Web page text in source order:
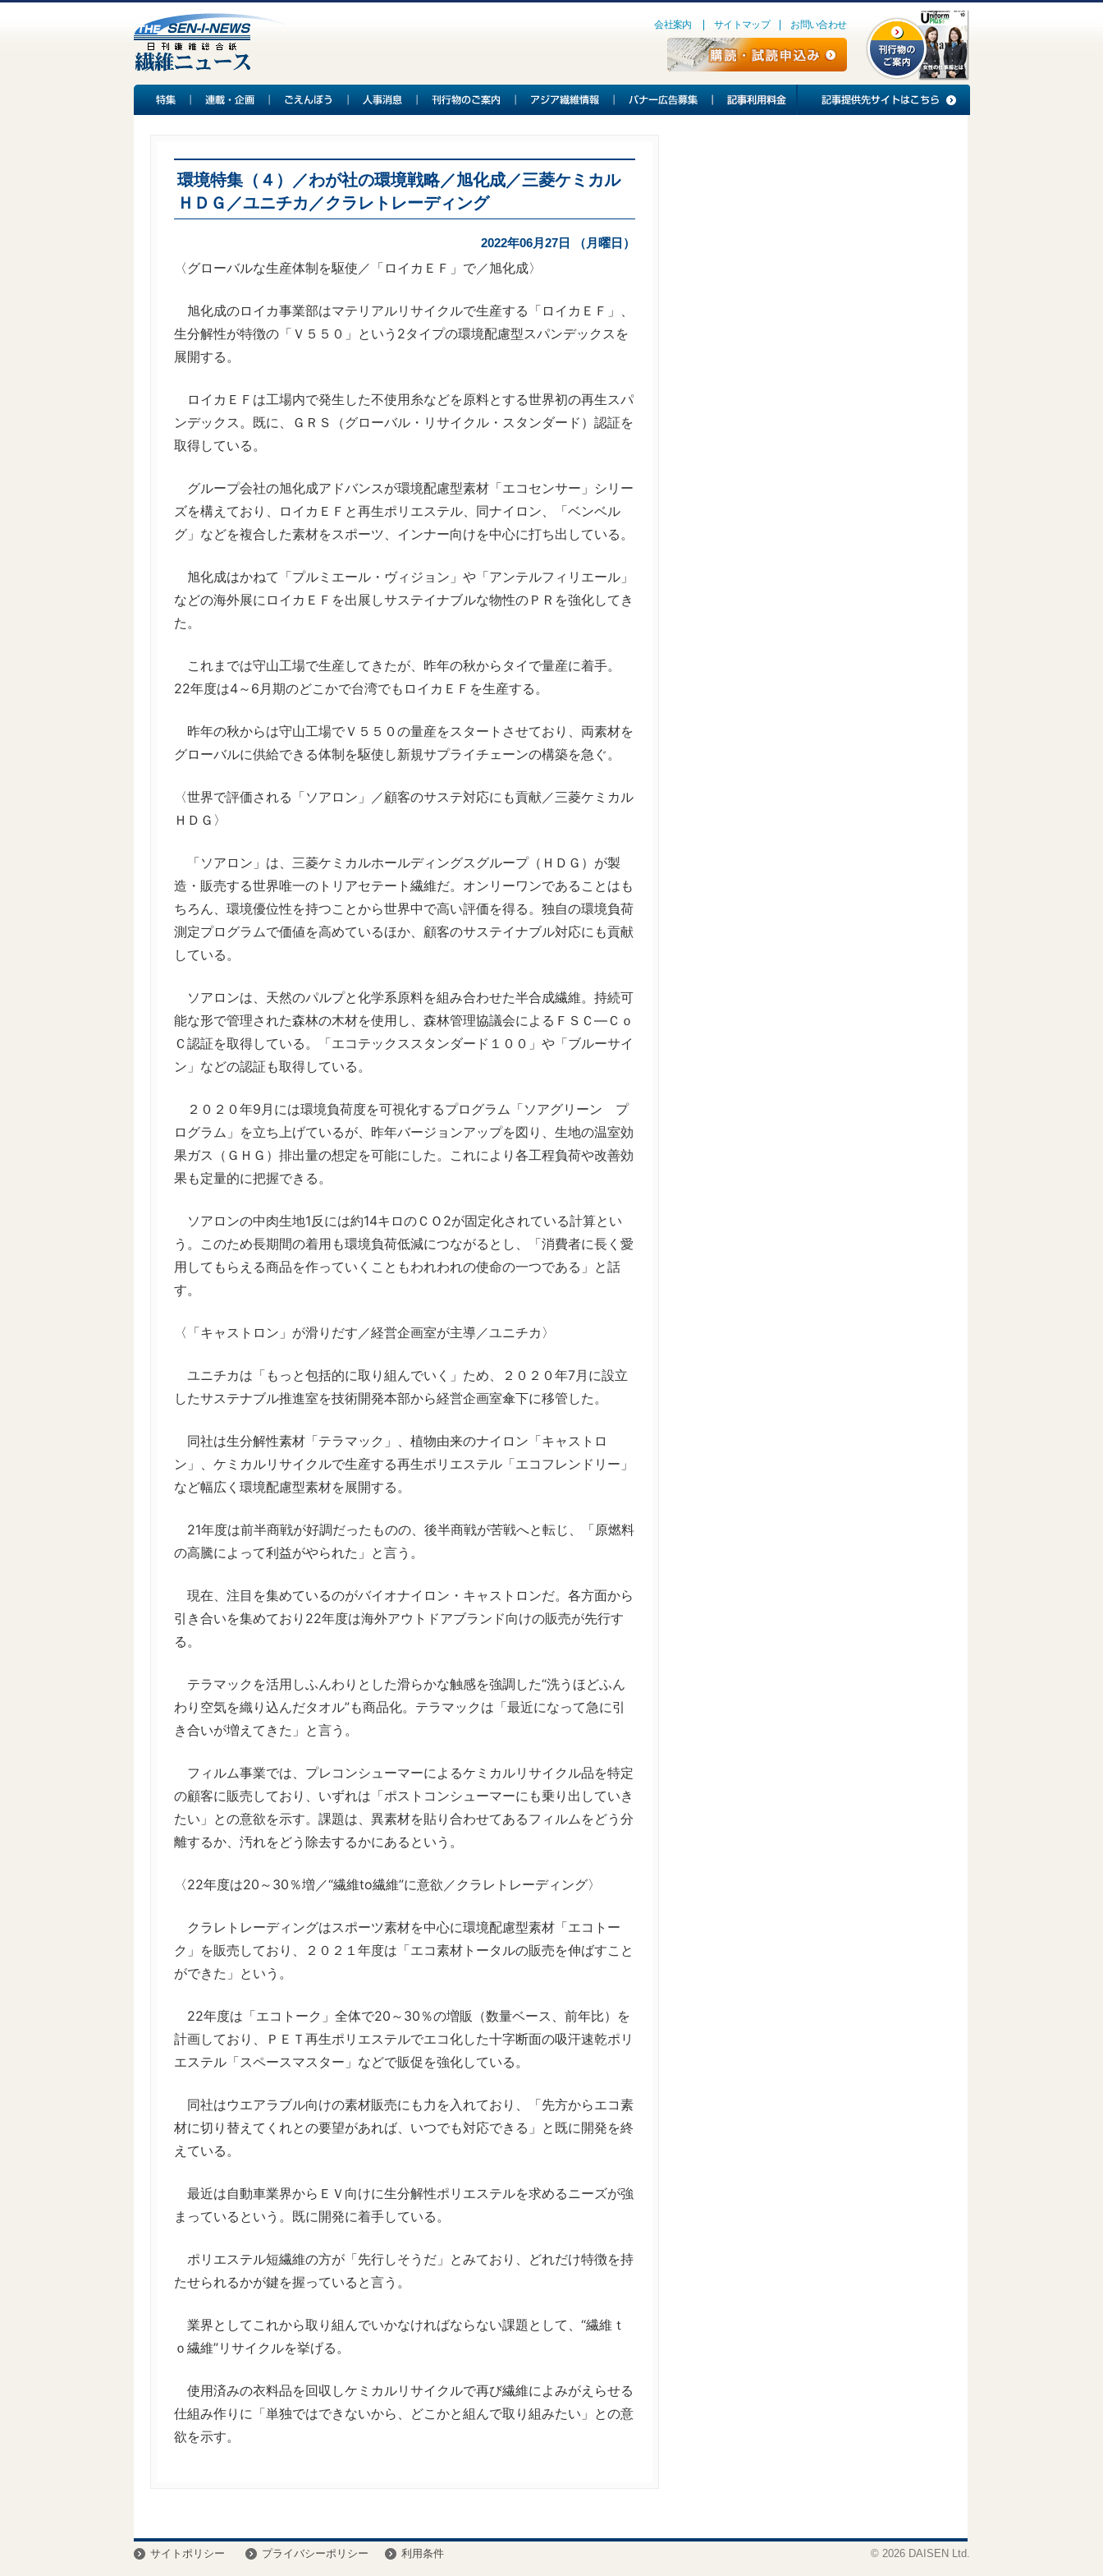
会社案内 サイトマップ お問い合わせ
環境特集（４）／わが社の環境戦略／旭化成／三菱ケミカル
ＨＤＧ／ユニチカ／クラレトレーディング
2022年06月27日 （月曜日）
〈グローバルな生産体制を駆使／「ロイカＥＦ」で／旭化成〉
旭化成のロイカ事業部はマテリアルリサイクルで生産する「ロイカＥＦ」、
生分解性が特徴の「Ｖ５５０」という2タイプの環境配慮型スパンデックスを
展開する。
ロイカＥＦは工場内で発生した不使用糸などを原料とする世界初の再生スパ
ンデックス。既に、ＧＲＳ（グローバル・リサイクル・スタンダード）認証を
取得している。
グループ会社の旭化成アドバンスが環境配慮型素材「エコセンサー」シリー
ズを構えており、ロイカＥＦと再生ポリエステル、同ナイロン、「ベンベル
グ」などを複合した素材をスポーツ、インナー向けを中心に打ち出している。
旭化成はかねて「プルミエール・ヴィジョン」や「アンテルフィリエール」
などの海外展にロイカＥＦを出展しサステイナブルな物性のＰＲを強化してき
た。
これまでは守山工場で生産してきたが、昨年の秋からタイで量産に着手。
22年度は4～6月期のどこかで台湾でもロイカＥＦを生産する。
昨年の秋からは守山工場でＶ５５０の量産をスタートさせており、両素材を
グローバルに供給できる体制を駆使し新規サプライチェーンの構築を急ぐ。
〈世界で評価される「ソアロン」／顧客のサステ対応にも貢献／三菱ケミカル
ＨＤＧ〉
「ソアロン」は、三菱ケミカルホールディングスグループ（ＨＤＧ）が製
造・販売する世界唯一のトリアセテート繊維だ。オンリーワンであることはも
ちろん、環境優位性を持つことから世界中で高い評価を得る。独自の環境負荷
測定プログラムで価値を高めているほか、顧客のサステイナブル対応にも貢献
している。
ソアロンは、天然のパルプと化学系原料を組み合わせた半合成繊維。持続可
能な形で管理された森林の木材を使用し、森林管理協議会によるＦＳＣ―Ｃｏ
Ｃ認証を取得している。「エコテックススタンダード１００」や「ブルーサイ
ン」などの認証も取得している。
２０２０年9月には環境負荷度を可視化するプログラム「ソアグリーン プ
ログラム」を立ち上げているが、昨年バージョンアップを図り、生地の温室効
果ガス（ＧＨＧ）排出量の想定を可能にした。これにより各工程負荷や改善効
果も定量的に把握できる。
ソアロンの中肉生地1反には約14キロのＣＯ2が固定化されている計算とい
う。このため長期間の着用も環境負荷低減につながるとし、「消費者に長く愛
用してもらえる商品を作っていくこともわれわれの使命の一つである」と話
す。
〈「キャストロン」が滑りだす／経営企画室が主導／ユニチカ〉
ユニチカは「もっと包括的に取り組んでいく」ため、２０２０年7月に設立
したサステナブル推進室を技術開発本部から経営企画室傘下に移管した。
同社は生分解性素材「テラマック」、植物由来のナイロン「キャストロ
ン」、ケミカルリサイクルで生産する再生ポリエステル「エコフレンドリー」
など幅広く環境配慮型素材を展開する。
21年度は前半商戦が好調だったものの、後半商戦が苦戦へと転じ、「原燃料
の高騰によって利益がやられた」と言う。
現在、注目を集めているのがバイオナイロン・キャストロンだ。各方面から
引き合いを集めており22年度は海外アウトドアブランド向けの販売が先行す
る。
テラマックを活用しふんわりとした滑らかな触感を強調した“洗うほどふん
わり空気を織り込んだタオル”も商品化。テラマックは「最近になって急に引
き合いが増えてきた」と言う。
フィルム事業では、プレコンシューマーによるケミカルリサイクル品を特定
の顧客に販売しており、いずれは「ポストコンシューマーにも乗り出していき
たい」との意欲を示す。課題は、異素材を貼り合わせてあるフィルムをどう分
離するか、汚れをどう除去するかにあるという。
〈22年度は20～30％増／“繊維to繊維”に意欲／クラレトレーディング〉
クラレトレーディングはスポーツ素材を中心に環境配慮型素材「エコトー
ク」を販売しており、２０２１年度は「エコ素材トータルの販売を伸ばすこと
ができた」という。
22年度は「エコトーク」全体で20～30％の増販（数量ベース、前年比）を
計画しており、ＰＥＴ再生ポリエステルでエコ化した十字断面の吸汗速乾ポリ
エステル「スペースマスター」などで販促を強化している。
同社はウエアラブル向けの素材販売にも力を入れており、「先方からエコ素
材に切り替えてくれとの要望があれば、いつでも対応できる」と既に開発を終
えている。
最近は自動車業界からＥＶ向けに生分解性ポリエステルを求めるニーズが強
まっているという。既に開発に着手している。
ポリエステル短繊維の方が「先行しそうだ」とみており、どれだけ特徴を持
たせられるかが鍵を握っていると言う。
業界としてこれから取り組んでいかなければならない課題として、“繊維ｔ
ｏ繊維”リサイクルを挙げる。
使用済みの衣料品を回収しケミカルリサイクルで再び繊維によみがえらせる
仕組み作りに「単独ではできないから、どこかと組んで取り組みたい」との意
欲を示す。
サイトポリシー プライバシーポリシー 利用条件 © 2026 DAISEN Ltd.